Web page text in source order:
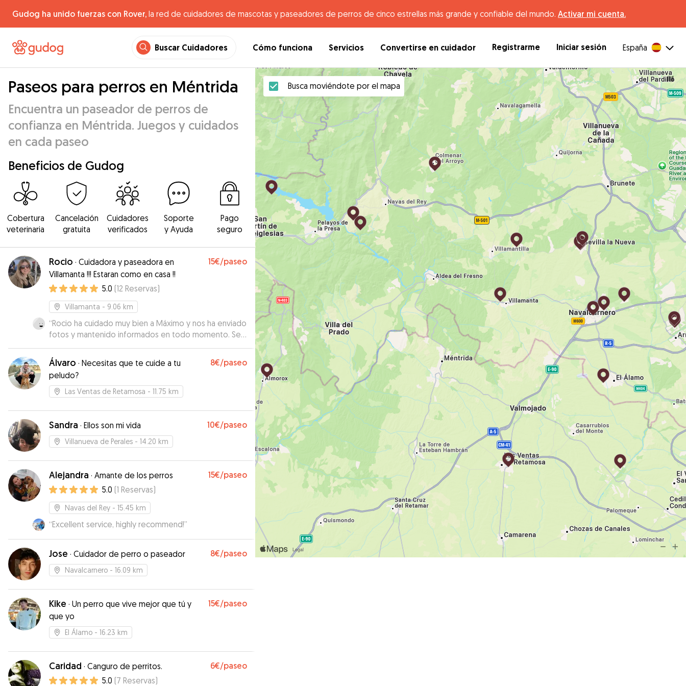
Gudog ha unido fuerzas con Rover, la red de cuidadores de mascotas y paseadores de perros de cinco estrellas más grande y confiable del mundo. Activar mi cuenta.
Buscar Cuidadores Cómo funciona Servicios Convertirse en cuidador Registrarme Iniciar sesión España
Paseos para perros en Méntrida
Encuentra un paseador de perros de
confianza en Méntrida. Juegos y cuidados
en cada paseo
Beneficios de Gudog
Cobertura
veterinaria
Cancelación
gratuita
Cuidadores
verificados
Soporte
y Ayuda
Pago
seguro
Rocio · Cuidadora y paseadora en
Villamanta !!! Estaran como en casa !!
15€/paseo
5.0 (12 Reservas)
Villamanta - 9.06 km
“Rocio ha cuidado muy bien a Máximo y nos ha enviado
fotos y mantenido informados en todo momento. Se
nota que Máximo ha estado muy contento.
Repetiremos!
Álvaro · Necesitas que te cuide a tu
peludo?
8€/paseo
Las Ventas de Retamosa - 11.75 km
Sandra · Ellos son mi vida 10€/paseo
Villanueva de Perales - 14.20 km
Alejandra · Amante de los perros 15€/paseo
5.0 (1 Reservas)
Navas del Rey - 15.45 km
“Excellent service, highly recommend!”
Jose · Cuidador de perro o paseador 8€/paseo
Navalcarnero - 16.09 km
Kike · Un perro que vive mejor que tú y
que yo
15€/paseo
El Álamo - 16.23 km
Caridad · Canguro de perritos. 6€/paseo
5.0 (7 Reservas)
Busca moviéndote por el mapa